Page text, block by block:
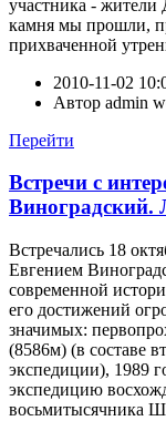
участника - жители
камня мы прошли,
прихваченной
2010-11-02
Автор admin
Перейти
Встречи с
Виноградский.
Встречались 18
Евгением
современной
его достижений
значимых:
(8586м) (в составе
экспедиции), 1989
экспедицию
восьмитысячника